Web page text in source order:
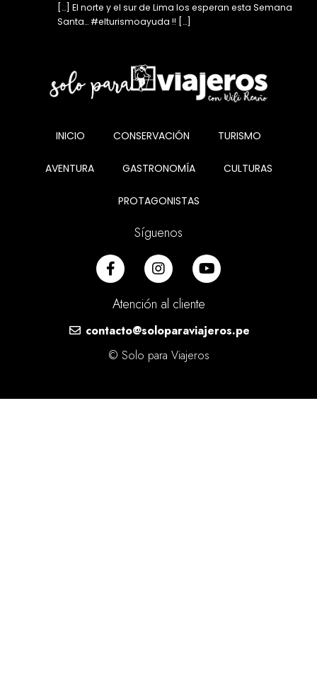
[…] El norte y el sur de Lima los esperan esta Semana
Santa… #elturismoayuda !! […]
INICIO CONSERVACIÓN TURISMO
AVENTURA GASTRONOMÍA CULTURAS
PROTAGONISTAS
Síguenos
Atención al cliente
contacto@soloparaviajeros.pe
© Solo para Viajeros